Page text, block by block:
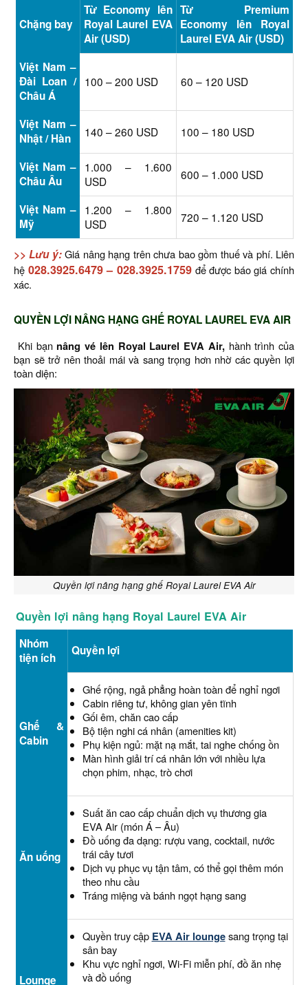
Chặng bay
Từ Economy lên
Royal Laurel EVA
Air (USD)
Từ Premium
Economy lên Royal
Laurel EVA Air (USD)
Việt Nam –
Đài Loan /
Châu Á
100 – 200 USD 60 – 120 USD
Việt Nam –
Nhật / Hàn
140 – 260 USD 100 – 180 USD
Việt Nam –
Châu Âu
1.000 – 1.600
USD
600 – 1.000 USD
Việt Nam –
Mỹ
1.200 – 1.800
USD
720 – 1.120 USD
>> Lưu ý: Giá nâng hạng trên chưa bao gồm thuế và phí. Liên
hệ 028.3925.6479– 028.3925.1759để được báo giá chính
xác.
QUYỀN LỢI NÂNG HẠNG GHẾ ROYAL LAUREL EVA AIR
Khi bạn nâng vé lên Royal Laurel EVA Air,hành trình của
bạn sẽ trở nên thoải mái và sang trọng hơn nhờ các quyền lợi
toàn diện:
Quyền lợi nâng hạng ghế Royal Laurel EVA Air
Quyền lợi nâng hạng Royal Laurel EVA Air
Nhóm
tiện ích
Quyền lợi
Ghế &
Cabin
Ghế rộng, ngả phẳng hoàn toàn để nghỉ ngơi
Cabin riêng tư, không gian yên tĩnh
Gối êm, chăn cao cấp
Bộ tiện nghi cá nhân (amenities kit)
Phụ kiện ngủ: mặt nạ mắt, tai nghe chống ồn
Màn hình giải trí cá nhân lớn với nhiều lựa
chọn phim, nhạc, trò chơi
Ăn uống
Suất ăn cao cấp chuẩn dịch vụ thương gia
EVA Air (món Á – Âu)
Đồ uống đa dạng: rượu vang, cocktail, nước
trái cây tươi
Dịch vụ phục vụ tận tâm, có thể gọi thêm món
theo nhu cầu
Tráng miệng và bánh ngọt hạng sang
Lounge
Quyền truy cập EVA Air loungesang trọng tại
sân bay
Khu vực nghỉ ngơi, Wi-Fi miễn phí, đồ ăn nhẹ
và đồ uống